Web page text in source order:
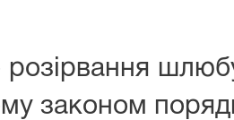
розірвання
законом